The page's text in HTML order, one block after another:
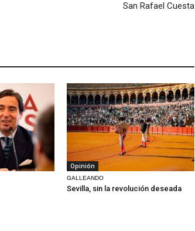
San Rafael Cuesta
Opinión
GALLEANDO
Sevilla, sin la revolución deseada